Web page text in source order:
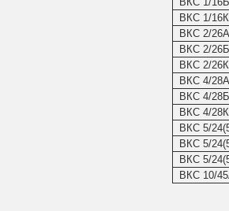
ВКС 1/16К
ВКС 2/26А
ВКС 2/26Б
ВКС 2/26К
ВКС 4/28А
ВКС 4/28Б
ВКС 4/28К
ВКС 5/
ВКС 5/
ВКС 5/
ВКС 10/